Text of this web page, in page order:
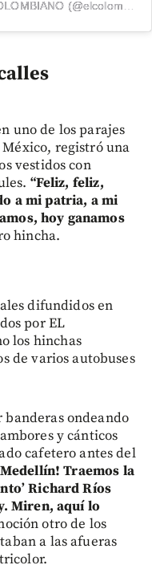
uno de los parajes
registró una
vestidos con
“Feliz, feliz,
a mi patria, a mi
hoy ganamos
hincha.
difundidos en
por EL
los hinchas
de varios autobuses
ondeando
y cánticos
cafetero antes del
Medellín! Traemos la
Richard Ríos
Miren, aquí lo
otro de los
a las afueras